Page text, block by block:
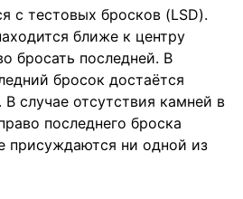
с тестовых бросков (LSD).
ближе к центру
бросать последней. В
бросок достаётся
случае отсутствия камней в
последнего броска
присуждаются ни одной из